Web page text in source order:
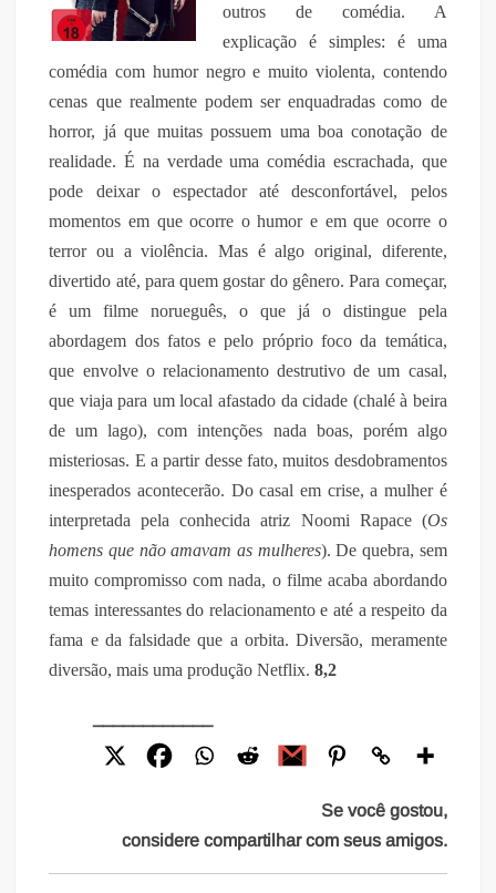
outros de comédia. A
explicação é simples: é uma
comédia com humor negro e muito violenta, contendo
cenas que realmente podem ser enquadradas como de
horror, já que muitas possuem uma boa conotação de
realidade. É na verdade uma comédia escrachada, que
pode deixar o espectador até desconfortável, pelos
momentos em que ocorre o humor e em que ocorre o
terror ou a violência. Mas é algo original, diferente,
divertido até, para quem gostar do gênero. Para começar,
é um filme norueguês, o que já o distingue pela
abordagem dos fatos e pelo próprio foco da temática,
que envolve o relacionamento destrutivo de um casal,
que viaja para um local afastado da cidade (chalé à beira
de um lago), com intenções nada boas, porém algo
misteriosas. E a partir desse fato, muitos desdobramentos
inesperados acontecerão. Do casal em crise, a mulher é
interpretada pela conhecida atriz Noomi Rapace (Os
homens que não amavam as mulheres). De quebra, sem
muito compromisso com nada, o filme acaba abordando
temas interessantes do relacionamento e até a respeito da
fama e da falsidade que a orbita. Diversão, meramente
diversão, mais uma produção Netflix.8,2
Se você gostou,
considere compartilhar com seus amigos.